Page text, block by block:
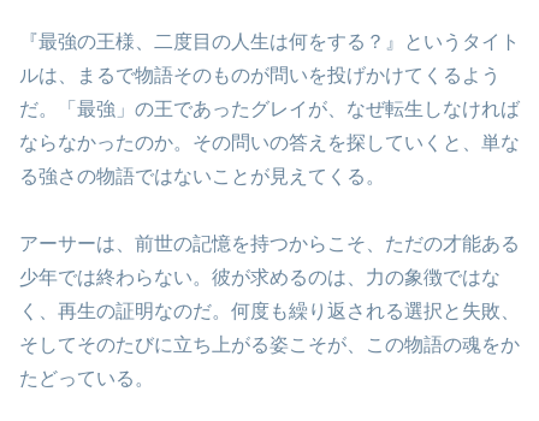
『最強の王様、二度目の人生は何をする？』というタイト
ルは、まるで物語そのものが問いを投げかけてくるよう
だ。「最強」の王であったグレイが、なぜ転生しなければ
ならなかったのか。その問いの答えを探していくと、単な
る強さの物語ではないことが見えてくる。
アーサーは、前世の記憶を持つからこそ、ただの才能ある
少年では終わらない。彼が求めるのは、力の象徴ではな
く、再生の証明なのだ。何度も繰り返される選択と失敗、
そしてそのたびに立ち上がる姿こそが、この物語の魂をか
たどっている。